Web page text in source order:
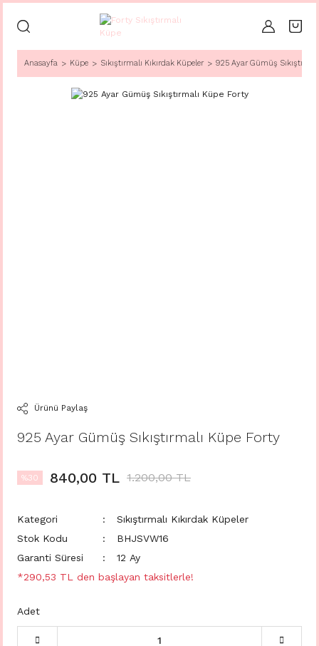
Anasayfa Küpe Sıkıştırmalı Kıkırdak Küpeler 925 Ayar Gümüş
Ürünü Paylaş
925 Ayar Gümüş Sıkıştırmalı Küpe Forty
%30 840,00 TL 1.200,00 TL
Kategori
Sıkıştırmalı Kıkırdak Küpeler
Stok Kodu
BHJSVW16
Garanti Süresi
12 Ay
*290,53 TL den başlayan taksitlerle!
Adet